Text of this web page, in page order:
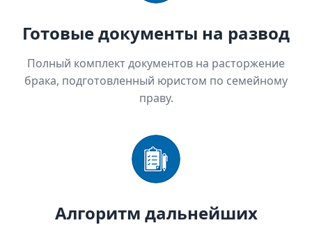
Готовые документы на развод
Полный комплект документов на расторжение
брака, подготовленный юристом по семейному
праву.
Алгоритм дальнейших